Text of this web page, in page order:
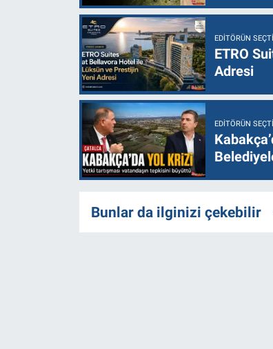
EDITÖRÜN
ETRO
Adresi
EDITÖRÜN
Bunlar da ilginizi çekebilir